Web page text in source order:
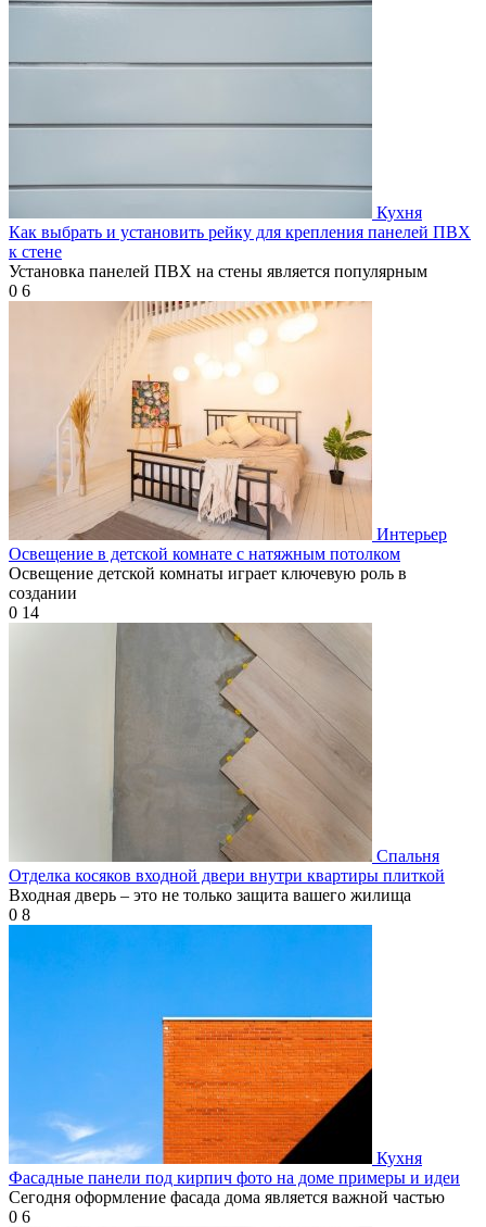
Кухня
Как выбрать и установить рейку для крепления панелей ПВХ
к стене
Установка панелей ПВХ на стены является популярным
0 6
Интерьер
Освещение в детской комнате с натяжным потолком
Освещение детской комнаты играет ключевую роль в
создании
0 14
Спальня
Отделка косяков входной двери внутри квартиры плиткой
Входная дверь – это не только защита вашего жилища
0 8
Кухня
Фасадные панели под кирпич фото на доме примеры и идеи
Сегодня оформление фасада дома является важной частью
0 6